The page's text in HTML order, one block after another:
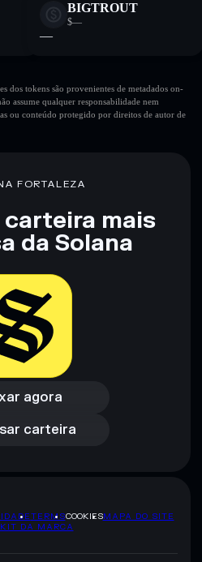
BIGTROUT
$—
—
dos tokens são provenientes de metadados on-
assume qualquer responsabilidade nem
ou conteúdo protegido por direitos de autor de
FORTALEZA
carteira mais
da Solana
agora
agora
carteira
carteira
TERMSCOOKIESMAPA DO SITE
KIT DA MARCA